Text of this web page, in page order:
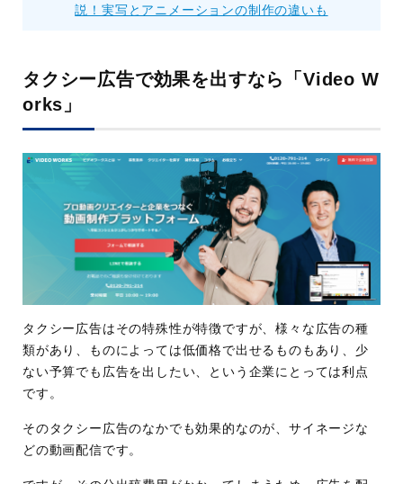
説！実写とアニメーションの制作の違いも
タクシー広告で効果を出すなら「Video W
orks」
タクシー広告はその特殊性が特徴ですが、様々な広告の種
類があり、ものによっては低価格で出せるものもあり、少
ない予算でも広告を出したい、という企業にとっては利点
です。
そのタクシー広告のなかでも効果的なのが、サイネージな
どの動画配信です。